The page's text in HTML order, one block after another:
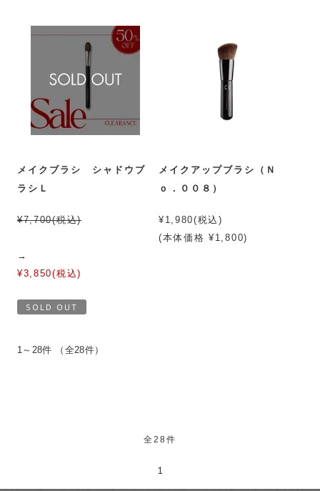
メイクブラシ シャドウブ
ラシＬ
¥7,700(税込)
→
¥3,850(税込)
SOLD OUT
メイクアップブラシ（Ｎ
ｏ．００８）
¥1,980(税込)
(本体価格 ¥1,800)
1～28件 （全28件）
全28件
1